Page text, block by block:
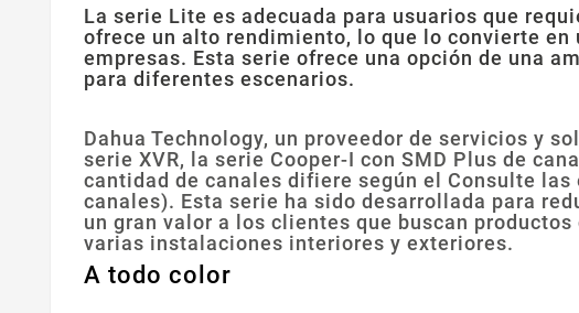
La serie Lite es adecuada para usuarios que
ofrece un alto rendimiento, lo que lo convierte
empresas. Esta serie ofrece una opción de una
para diferentes escenarios.
Dahua Technology, un proveedor de servicios y
serie XVR, la serie Cooper-I con SMD Plus de
cantidad de canales difiere según el Consulte
canales). Esta serie ha sido desarrollada para
un gran valor a los clientes que buscan
varias instalaciones interiores y exteriores.
A todo color